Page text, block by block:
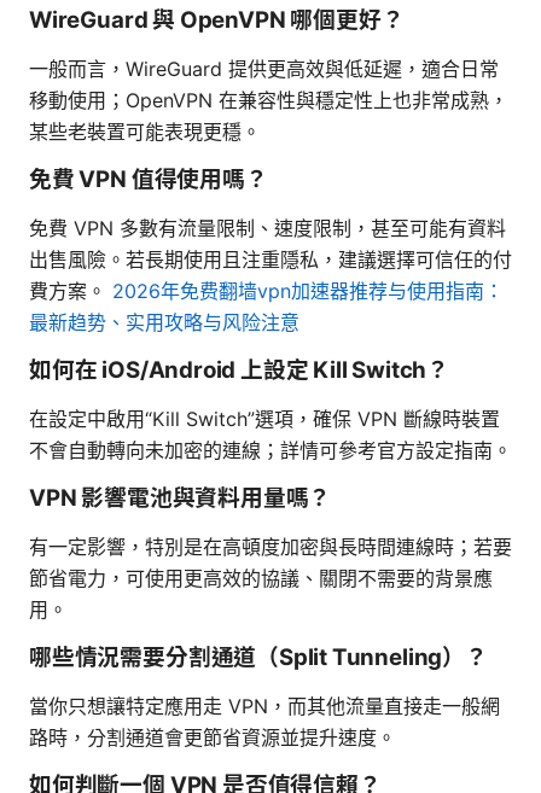
WireGuard 與 OpenVPN 哪個更好？
一般而言，WireGuard 提供更高效與低延遲，適合日常
移動使用；OpenVPN 在兼容性與穩定性上也非常成熟，
某些老裝置可能表現更穩。
免費 VPN 值得使用嗎？
免費 VPN 多數有流量限制、速度限制，甚至可能有資料
出售風險。若長期使用且注重隱私，建議選擇可信任的付
費方案。 2026年免费翻墙vpn加速器推荐与使用指南：
最新趋势、实用攻略与风险注意
如何在 iOS/Android 上設定 Kill Switch？
在設定中啟用“Kill Switch”選項，確保 VPN 斷線時裝置
不會自動轉向未加密的連線；詳情可參考官方設定指南。
VPN 影響電池與資料用量嗎？
有一定影響，特別是在高頓度加密與長時間連線時；若要
節省電力，可使用更高效的協議、關閉不需要的背景應
用。
哪些情況需要分割通道（Split Tunneling）？
當你只想讓特定應用走 VPN，而其他流量直接走一般網
路時，分割通道會更節省資源並提升速度。
如何判斷一個 VPN 是否值得信賴？